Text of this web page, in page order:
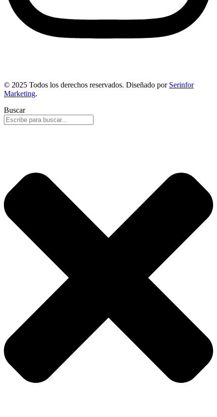
© 2025 Todos los derechos reservados. Diseñado por Serinfor
Marketing.
Buscar